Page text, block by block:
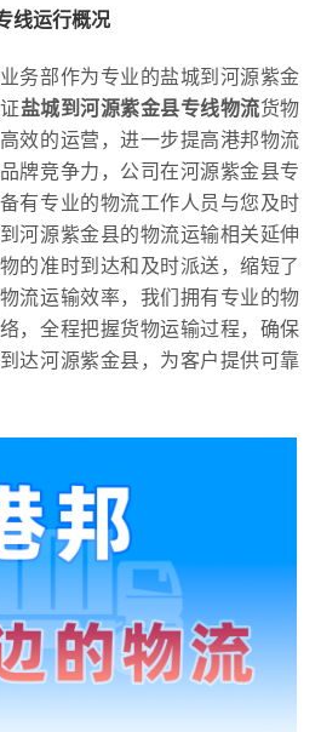
线运行概况
务部作为专业的盐城到河源紫金
盐城到河源紫金县专线物流货物
效的运营，进一步提高港邦物流
牌竞争力，公司在河源紫金县专
有专业的物流工作人员与您及时
河源紫金县的物流运输相关延伸
的准时到达和及时派送，缩短了
流运输效率，我们拥有专业的物
，全程把握货物运输过程，确保
达河源紫金县，为客户提供可靠